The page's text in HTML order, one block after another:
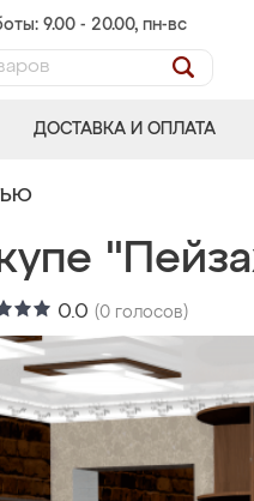
9.00 - 20.00, пн-вс
ДОСТАВКА И ОПЛАТА
0.0 (0 голосов)